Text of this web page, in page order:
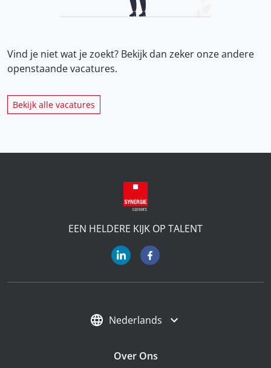
Vind je niet wat je zoekt? Bekijk dan zeker onzeandere
openstaande vacatures.
Bekijk alle vacatures
EEN HELDERE KIJK OP TALENT
Nederlands
Over Ons